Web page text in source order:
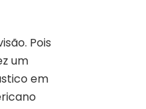
Pois
um
em